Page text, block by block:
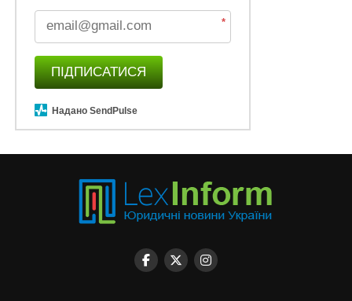
*
ПІДПИСАТИСЯ
Надано SendPulse